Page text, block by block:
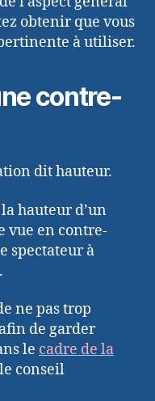
obtenir que vous
à utiliser.
contre-
dit hauteur.
hauteur d’un
vue en contre-
spectateur à
ne pas trop
de garder
le cadre de la
conseil